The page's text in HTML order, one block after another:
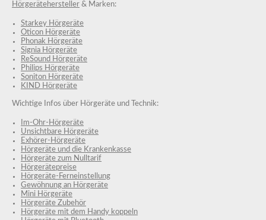
Hörgerätehersteller & Marken:
Starkey Hörgeräte
Oticon Hörgeräte
Phonak Hörgeräte
Signia Hörgeräte
ReSound Hörgeräte
Philips Hörgeräte
Soniton Hörgeräte
KIND Hörgeräte
Wichtige Infos über Hörgeräte und Technik:
Im-Ohr-Hörgeräte
Unsichtbare Hörgeräte
Exhörer-Hörgeräte
Hörgeräte und die Krankenkasse
Hörgeräte zum Nulltarif
Hörgerätepreise
Hörgeräte-Ferneinstellung
Gewöhnung an Hörgeräte
Mini Hörgeräte
Hörgeräte Zubehör
Hörgeräte mit dem Handy koppeln